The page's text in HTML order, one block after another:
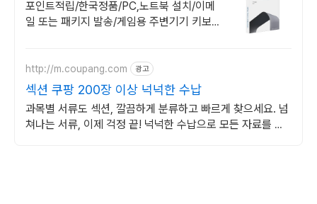
인하세요!
포인트적립/한국정품/PC,노트북 설치/이메
일 또는 패키지 발송/게임용 주변기기 키보
http://m.coupang.com 광고
섹션 쿠팡 200장 이상 넉넉한 수납
과목별 서류도 섹션, 깔끔하게 분류하고 빠르게 찾으세요. 넘
쳐나는 서류, 이제 걱정 끝! 넉넉한 수납으로 모든 자료를 한